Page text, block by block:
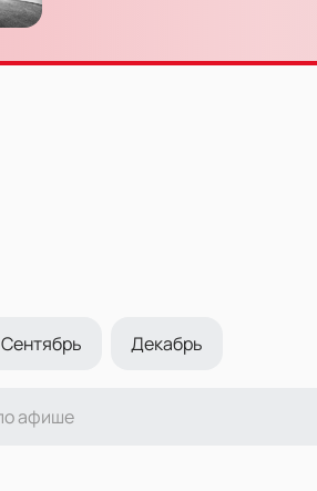
Сентябрь Декабрь